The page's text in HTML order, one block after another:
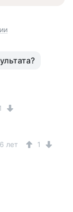
6 лет 1